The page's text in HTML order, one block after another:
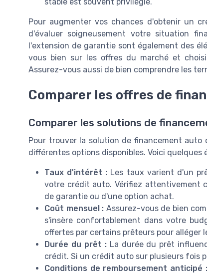
stable est souvent privilégié.
Pour augmenter vos chances d'obtenir un
d'évaluer soigneusement votre situation
l'extension de garantie sont également des
vous bien sur les offres du marché et
Assurez-vous aussi de bien comprendre les
Comparer les offres de
Comparer les solutions de
Pour trouver la solution de financement
différentes options disponibles. Voici
Taux d'intérêt : Les taux varient d'un
votre crédit auto. Vérifiez attentivement
de garantie ou d'une option achat.
Coût mensuel : Assurez-vous de bien
s'insère confortablement dans votre
offertes par certains prêteurs pour alléger
Durée du prêt :La durée du prêt
crédit. Si un crédit auto sur plusieurs
Conditions de remboursement anticipé :